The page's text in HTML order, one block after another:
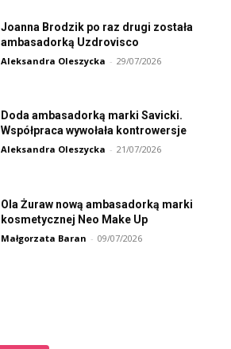
Joanna Brodzik po raz drugi została
ambasadorką Uzdrovisco
Aleksandra Oleszycka - 29/07/2026
Doda ambasadorką marki Savicki.
Współpraca wywołała kontrowersje
Aleksandra Oleszycka - 21/07/2026
Ola Żuraw nową ambasadorką marki
kosmetycznej Neo Make Up
Małgorzata Baran - 09/07/2026